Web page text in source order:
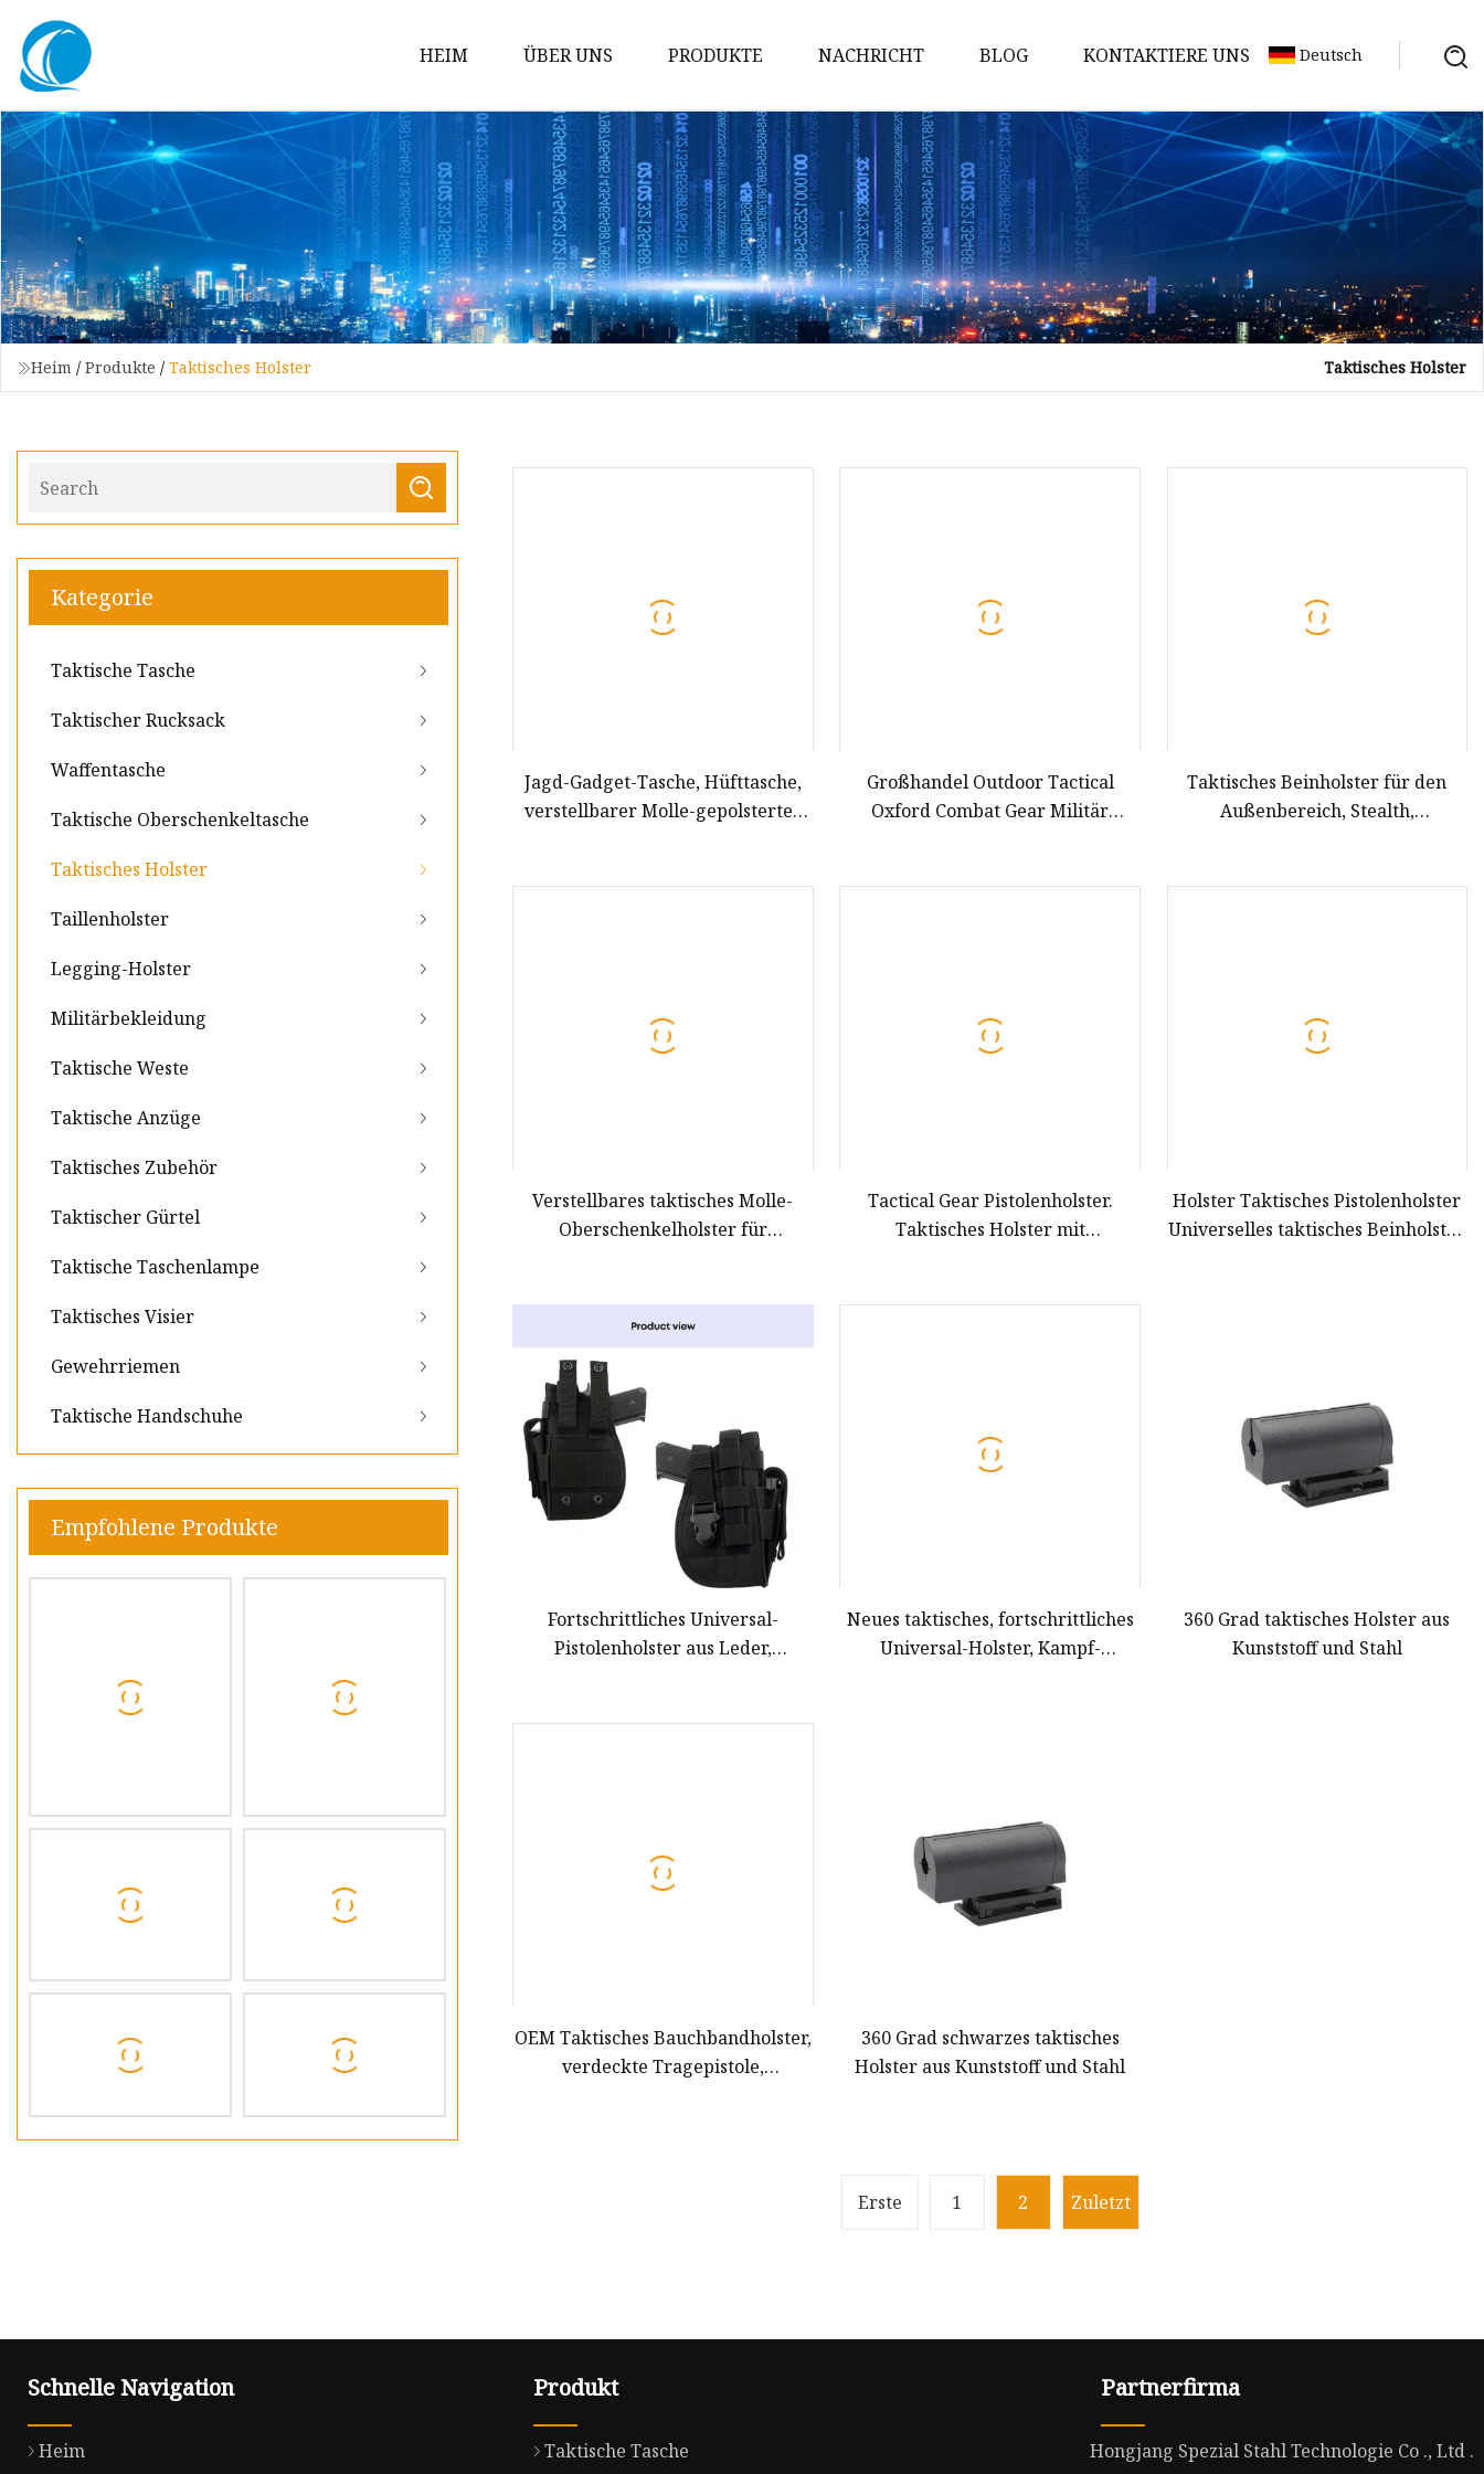
HEIM ÜBER UNS PRODUKTE
Taktische Tasche
Taktischer Rucksack
Waffentasche
Taktische Oberschenkeltasche
Taktisches Holster
Taillenholster
NACHRICHT BLOG KONTAKTIERE UNS Deutsch
Heim / Produkte / Taktisches Holster Taktisches Holster
Kategorie
Taktische Tasche
Taktischer Rucksack
Waffentasche
Taktische Oberschenkeltasche
Taktisches Holster
Taillenholster
Legging-Holster
Militärbekleidung
Taktische Weste
Taktische Anzüge
Taktisches Zubehör
Taktischer Gürtel
Taktische Taschenlampe
Taktisches Visier
Gewehrriemen
Taktische Handschuhe
Empfohlene Produkte
Jagd-Gadget-Tasche, Hüfttasche,
verstellbarer Molle-gepolsterter
Großhandel Outdoor Tactical
Oxford Combat Gear Militär
Taktisches Beinholster für den
Außenbereich, Stealth,
Verstellbares taktisches Molle-
Oberschenkelholster für
Tactical Gear Pistolenholster.
Taktisches Holster mit
Holster Taktisches Pistolenholster
Universelles taktisches Beinholster
Fortschrittliches Universal-
Pistolenholster aus Leder,
Neues taktisches, fortschrittliches
Universal-Holster, Kampf-
360 Grad taktisches Holster aus
Kunststoff und Stahl
OEM Taktisches Bauchbandholster,
verdeckte Tragepistole,
360 Grad schwarzes taktisches
Holster aus Kunststoff und Stahl
Erste 1 2 Zuletzt
Schnelle Navigation
Heim
Produkt
Taktische Tasche
Partnerfirma
Hongjang Spezial Stahl Technologie Co ., Ltd .